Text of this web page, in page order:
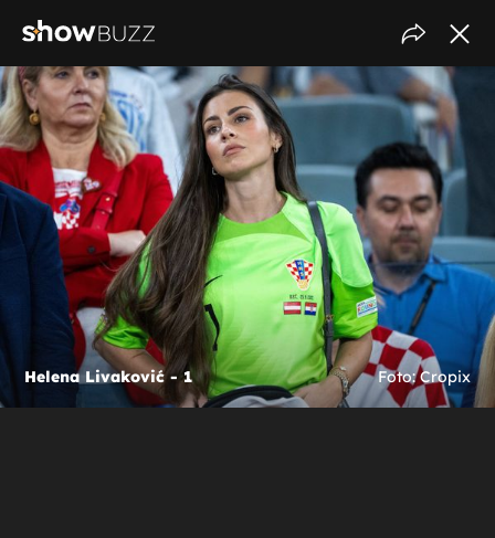
Helena Livaković - 1 Foto: Cropix